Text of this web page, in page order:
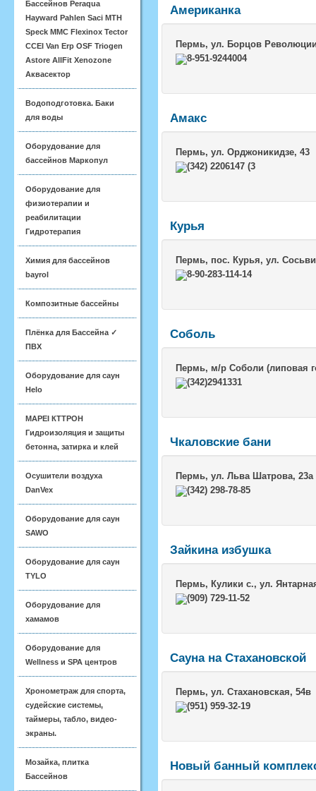
Бассейнов Peraqua
Hayward Pahlen Saci MTH
Speck MMC Flexinox Tector
CCEI Van Erp OSF Triogen
Astore AllFit Xenozone
Аквасектор
Водоподготовка. Баки
для воды
Оборудование для
бассейнов Маркопул
Оборудование для
физиотерапии и
реабилитации
Гидротерапия
Химия для бассейнов
bayrol
Композитные бассейны
Плёнка для Бассейна ✓
ПВХ
Оборудование для саун
Helo
MAPEI КТТРОН
Гидроизоляция и защиты
бетонна, затирка и клей
Осушители воздуха
DanVex
Оборудование для саун
SAWO
Оборудование для саун
TYLO
Оборудование для
хамамов
Оборудование для
Wellness и SPA центров
Хронометраж для спорта,
судейские системы,
таймеры, табло, видео-
экраны.
Мозайка, плитка
Бассейнов
Американка
Пермь, ул. Борцов
8-951-9244004
Амакс
Пермь, ул. Орджоникидзе, 43
(342) 2206147 (3
Курья
Пермь, пос. Курья, ул.
8-90-283-114-14
Соболь
Пермь, м/р Соболи (липовая
(342)2941331
Чкаловские бани
Пермь, ул. Льва Шатрова, 23а
(342) 298-78-85
Зайкина избушка
Пермь, Кулики с., ул.
(909) 729-11-52
Сауна на Стахановской
Пермь, ул. Стахановская, 54в
(951) 959-32-19
Новый банный